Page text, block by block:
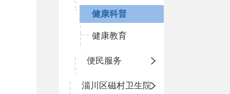
健康科普
健康教育
便民服务
淄川区磁村卫生院